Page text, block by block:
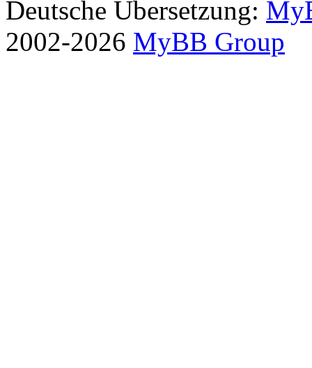
Deutsche Übersetzung:
2002-2026 MyBB Group